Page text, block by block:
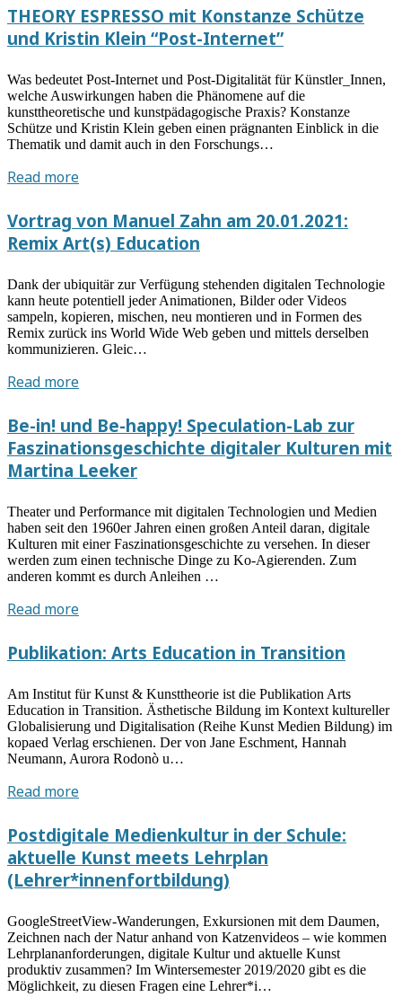
Linus
Eusterbrock,
Christian
Rolle,
Matthias
Krebs
am
18.01.21:
Erfahrungen
Körperlichkeit
in
Appmusikpraxis
THEORY ESPRESSO mit Konstanze Schütze
und Kristin Klein “Post-Internet”
Was bedeutet Post-Internet und Post-Digitalität für Künstler_Innen,
welche Auswirkungen haben die Phänomene auf die
kunsttheoretische und kunstpädagogische Praxis? Konstanze
Schütze und Kristin Klein geben einen prägnanten Einblick in die
Thematik und damit auch in den Forschungs…
Read moreTHEORY
mit
Konstanze
Schütze
und
Kristin
Klein
“Post-
Internet”
Vortrag von Manuel Zahn am 20.01.2021:
Remix Art(s) Education
Dank der ubiquitär zur Verfügung stehenden digitalen Technologie
kann heute potentiell jeder Animationen, Bilder oder Videos
sampeln, kopieren, mischen, neu montieren und in Formen des
Remix zurück ins World Wide Web geben und mittels derselben
kommunizieren. Gleic…
Read moreVortrag
Manuel
Zahn
am
20.01.2021:
Art(s)
Education
Be-in! und Be-happy! Speculation-Lab zur
Faszinationsgeschichte digitaler Kulturen mit
Martina Leeker
Theater und Performance mit digitalen Technologien und Medien
haben seit den 1960er Jahren einen großen Anteil daran, digitale
Kulturen mit einer Faszinationsgeschichte zu versehen. In dieser
werden zum einen technische Dinge zu Ko-Agierenden. Zum
anderen kommt es durch Anleihen …
Read moreBe-
und
Be-
happy!
Speculation-
Lab
zur
Faszinationsgeschichte
mit
Martina
Leeker
Publikation: Arts Education in Transition
Am Institut für Kunst & Kunsttheorie ist die Publikation Arts
Education in Transition. Ästhetische Bildung im Kontext kultureller
Globalisierung und Digitalisation (Reihe Kunst Medien Bildung) im
kopaed Verlag erschienen. Der von Jane Eschment, Hannah
Neumann, Aurora Rodonò u…
Read morePublikation:
Education
in
Transition
Postdigitale Medienkultur in der Schule:
aktuelle Kunst meets Lehrplan
(Lehrer*innenfortbildung)
GoogleStreetView-Wanderungen, Exkursionen mit dem Daumen,
Zeichnen nach der Natur anhand von Katzenvideos – wie kommen
Lehrplananforderungen, digitale Kultur und aktuelle Kunst
produktiv zusammen? Im Wintersemester 2019/2020 gibt es die
Möglichkeit, zu diesen Fragen eine Lehrer*i…